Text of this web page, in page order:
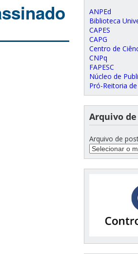
ANPEd
Biblioteca
CAPES
CAPG
Centro de
CNPq
FAPESC
Núcleo de
Pró-Reitoria
Arquivo
Arquivo de